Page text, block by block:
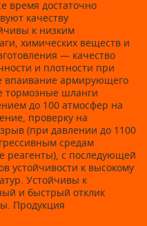
время достаточно
качеству
к низким
химических веществ и
— качество
и плотности при
впаивание армирующего
тормозные шланги
до 100 атмосфер на
проверку на
(при давлении до 1100
средам
реагенты), с последующей
устойчивости к высокому
Устойчивы к
и быстрый отклик
Продукция